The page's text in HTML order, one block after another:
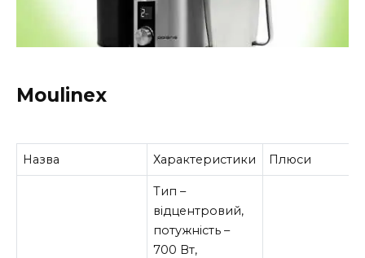
Moulinex
Назва Характеристики Плюси
Тип –
відцентровий,
потужність –
700 Вт,